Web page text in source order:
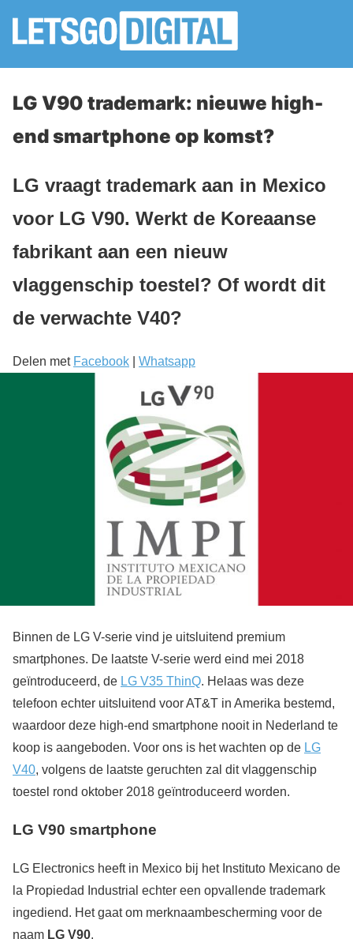
LG V90 trademark: nieuwe high-
end smartphone op komst?
LG vraagt trademark aan in Mexico
voor LG V90. Werkt de Koreaanse
fabrikant aan een nieuw
vlaggenschip toestel? Of wordt dit
de verwachte V40?
Delen met Facebook Whatsapp
Binnen de LG V-serie vind je uitsluitend premium
smartphones. De laatste V-serie werd eind mei 2018
geïntroduceerd, de LG V35 ThinQ. Helaas was deze
telefoon echter uitsluitend voor AT&T in Amerika bestemd,
waardoor deze high-end smartphone nooit in Nederland te
koop is aangeboden. Voor ons is het wachten op de LG
V40, volgens de laatste geruchten zal dit vlaggenschip
toestel rond oktober 2018 geïntroduceerd worden.
LG V90 smartphone
LG Electronics heeft in Mexico bij het Instituto Mexicano de
la Propiedad Industrial echter een opvallende trademark
ingediend. Het gaat om merknaambescherming voor de
naam LG V90.